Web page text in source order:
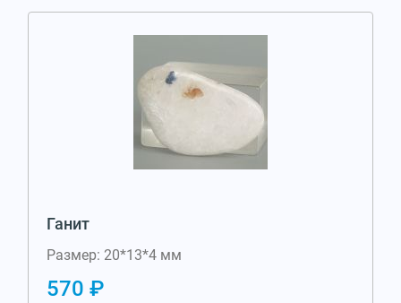
Ганит
Размер: 20*13*4 мм
570 ₽